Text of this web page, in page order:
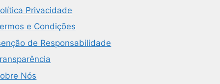
Privacidade
e Condições
de Responsabilidade
Nós